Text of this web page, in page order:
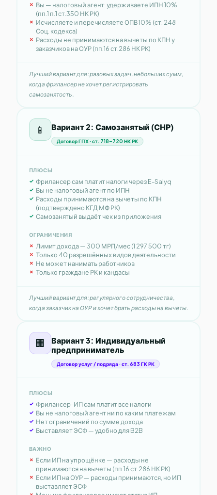
Вы — налоговый агент: удерживаете ИПН 10%
(пп.1 п.1 ст.350 НК РК)
Исчисляете и перечисляете ОПВ 10% (ст. 248
Соц. кодекса)
Расходы не принимаются на вычеты по КПН у
заказчиков на ОУР (пп.16 ст.286 НК РК)
Лучший вариант для: разовых задач, небольших сумм,
когда фрилансер не хочет регистрировать
самозанятость.
📱 Вариант 2: Самозанятый (СНР)
Договор ГПХ · ст. 718–720 НК РК
ПЛЮСЫ
Фрилансер сам платит налоги через E-Salyq
Вы не налоговый агент по ИПН
Расходы принимаются на вычеты по КПН
(подтверждено КГД МФ РК)
Самозанятый выдаёт чек из приложения
ОГРАНИЧЕНИЯ
Лимит дохода — 300 МРП/мес (1 297 500 тг)
Только 40 разрешённых видов деятельности
Не может нанимать работников
Только граждане РК и кандасы
Лучший вариант для: регулярного сотрудничества,
когда заказчик на ОУР и хочет брать расходы на вычеты.
🏢
Вариант 3: Индивидуальный
предприниматель
Договор услуг / подряда · ст. 683 ГК РК
ПЛЮСЫ
Фрилансер-ИП сам платит все налоги
Вы не налоговый агент ни по каким платежам
Нет ограничений по сумме дохода
Выставляет ЭСФ — удобно для B2B
ВАЖНО
Если ИП на упрощёнке — расходы не
принимаются на вычеты (пп.16 ст.286 НК РК)
Если ИП на ОУР — расходы принимаются, но ИП
выставляет ЭСФ